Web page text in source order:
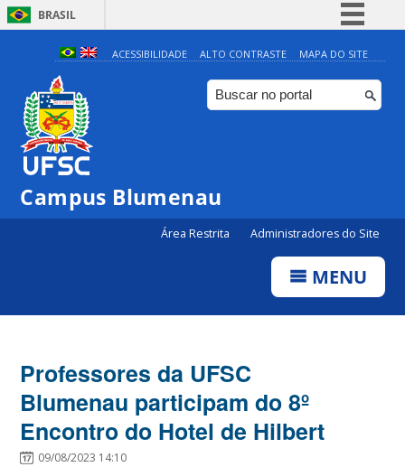
BRASIL
Simplifique!
Comunica BR
Participe
ACESSIBILIDADE ALTO CONTRASTE MAPA DO SITE
Campus Blumenau
Área Restrita Administradores do Site
MENU
Professores da UFSC
Blumenau participam do 8º
Encontro do Hotel de Hilbert
09/08/2023 14:10